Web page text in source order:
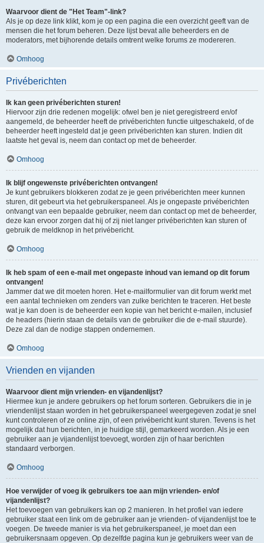
Waarvoor dient de "Het Team"-link?
Als je op deze link klikt, kom je op een pagina die een overzicht geeft van de
mensen die het forum beheren. Deze lijst bevat alle beheerders en de
moderators, met bijhorende details omtrent welke forums ze modereren.
Omhoog
Privéberichten
Ik kan geen privéberichten sturen!
Hiervoor zijn drie redenen mogelijk: ofwel ben je niet geregistreerd en/of
aangemeld, de beheerder heeft de privéberichten functie uitgeschakeld, of de
beheerder heeft ingesteld dat je geen privéberichten kan sturen. Indien dit
laatste het geval is, neem dan contact op met de beheerder.
Omhoog
Ik blijf ongewenste privéberichten ontvangen!
Je kunt gebruikers blokkeren zodat ze je geen privéberichten meer kunnen
sturen, dit gebeurt via het gebruikerspaneel. Als je ongepaste privéberichten
ontvangt van een bepaalde gebruiker, neem dan contact op met de beheerder,
deze kan ervoor zorgen dat hij of zij niet langer privéberichten kan sturen of
gebruik de meldknop in het privébericht.
Omhoog
Ik heb spam of een e-mail met ongepaste inhoud van iemand op dit forum
ontvangen!
Jammer dat we dit moeten horen. Het e-mailformulier van dit forum werkt met
een aantal technieken om zenders van zulke berichten te traceren. Het beste
wat je kan doen is de beheerder een kopie van het bericht e-mailen, inclusief
de headers (hierin staan de details van de gebruiker die de e-mail stuurde).
Deze zal dan de nodige stappen ondernemen.
Omhoog
Vrienden en vijanden
Waarvoor dient mijn vrienden- en vijandenlijst?
Hiermee kun je andere gebruikers op het forum sorteren. Gebruikers die in je
vriendenlijst staan worden in het gebruikerspaneel weergegeven zodat je snel
kunt controleren of ze online zijn, of een privébericht kunt sturen. Tevens is het
mogelijk dat hun berichten, in je huidige stijl, gemarkeerd worden. Als je een
gebruiker aan je vijandenlijst toevoegt, worden zijn of haar berichten
standaard verborgen.
Omhoog
Hoe verwijder of voeg ik gebruikers toe aan mijn vrienden- en/of
vijandenlijst?
Het toevoegen van gebruikers kan op 2 manieren. In het profiel van iedere
gebruiker staat een link om de gebruiker aan je vrienden- of vijandenlijst toe te
voegen. De tweede manier is via het gebruikerspaneel, je moet dan een
gebruikersnaam opgeven. Op dezelfde pagina kun je gebruikers weer van de